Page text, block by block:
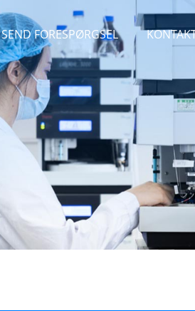
SEND FORESPØRGSEL